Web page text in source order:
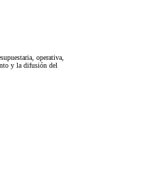
operativa,
y la difusión del